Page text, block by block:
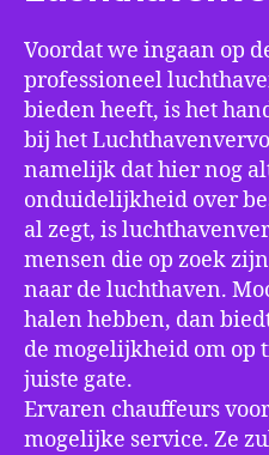
Voordat we ingaan op
professioneel
bieden heeft, is het
bij het
namelijk dat hier nog
onduidelijkheid over
al zegt, is
mensen die op zoek
naar de luchthaven.
halen hebben, dan
de mogelijkheid om op
juiste gate.
Ervaren chauffeurs
mogelijke service. Ze